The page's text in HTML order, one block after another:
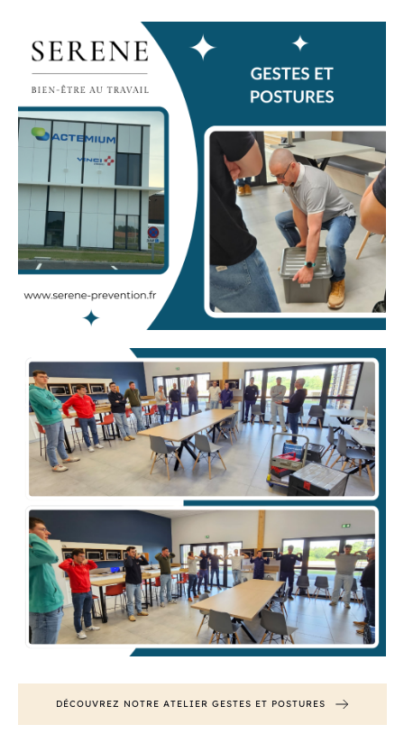
DÉCOUVREZ NOTRE ATELIER GESTES ET POSTURES